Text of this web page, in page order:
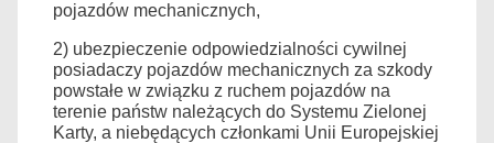
pojazdów mechanicznych,
2) ubezpieczenie odpowiedzialności cywilnej
posiadaczy pojazdów mechanicznych za szkody
powstałe w związku z ruchem pojazdów na
terenie państw należących do Systemu Zielonej
Karty, a niebędących członkami Unii Europejskiej